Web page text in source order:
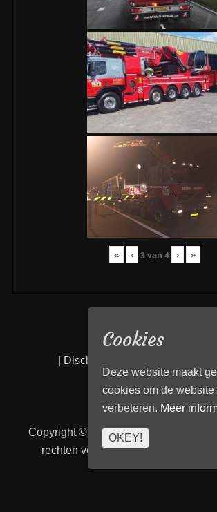
« ‹ 3van 4 › »
Disclaimer
Copyright © 2026Transport
rechten voorbehouden. | TBVenlo
Cookies
Deze website maakt
cookies om de website
verbeteren. Meer
OKEY!